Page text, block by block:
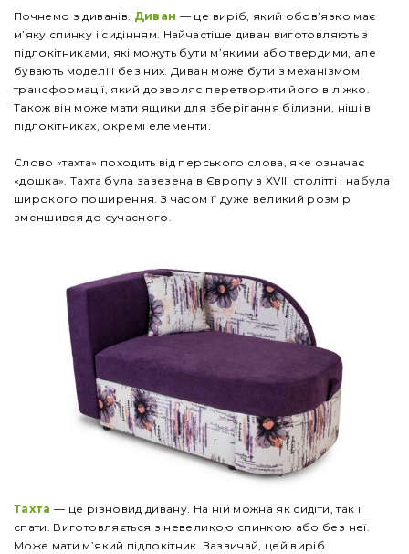
Почнемо з диванів. Диван — це виріб, який обов’язко має
м’яку спинку і сидінням. Найчастіше диван виготовляють з
підлокітниками, які можуть бути м’якими або твердими, але
бувають моделі і без них. Диван може бути з механізмом
трансформації, який дозволяє перетворити його в ліжко.
Також він може мати ящики для зберігання білизни, ніші в
підлокітниках, окремі елементи.
Слово «тахта» походить від перського слова, яке означає
«дошка». Тахта була завезена в Європу в XVIII столітті і набула
широкого поширення. З часом її дуже великий розмір
зменшився до сучасного.
Тахта — це різновид дивану. На ній можна як сидіти, так і
спати. Виготовляється з невеликою спинкою або без неї.
Може мати м’який підлокітник. Зазвичай, цей виріб